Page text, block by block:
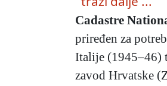
Cadastre
priređen za
Italije (1945–46)
zavod Hrvatske